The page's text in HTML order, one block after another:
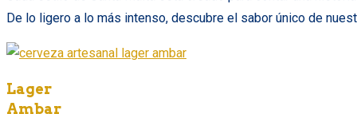
De lo ligero a lo más intenso, descubre el sabor único de
Lager
Ambar